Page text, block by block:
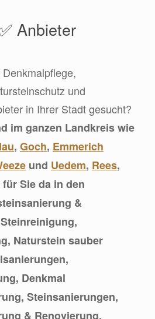
Anbieter
und
in Ihrer Stadt gesucht?
im ganzen Landkreis wie
, Goch, Emmerich
und Uedem, Rees,
Sie da in den
&
Naturstein sauber
Denkmal
Steinsanierungen,
& Renovierung,